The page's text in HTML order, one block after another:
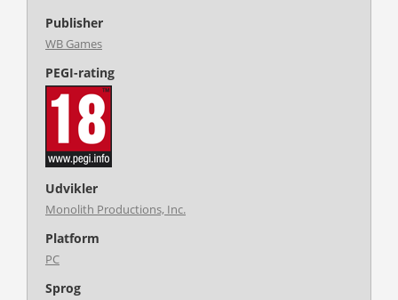
Publisher
WB Games
PEGI-rating
Udvikler
Monolith Productions, Inc.
Platform
PC
Sprog